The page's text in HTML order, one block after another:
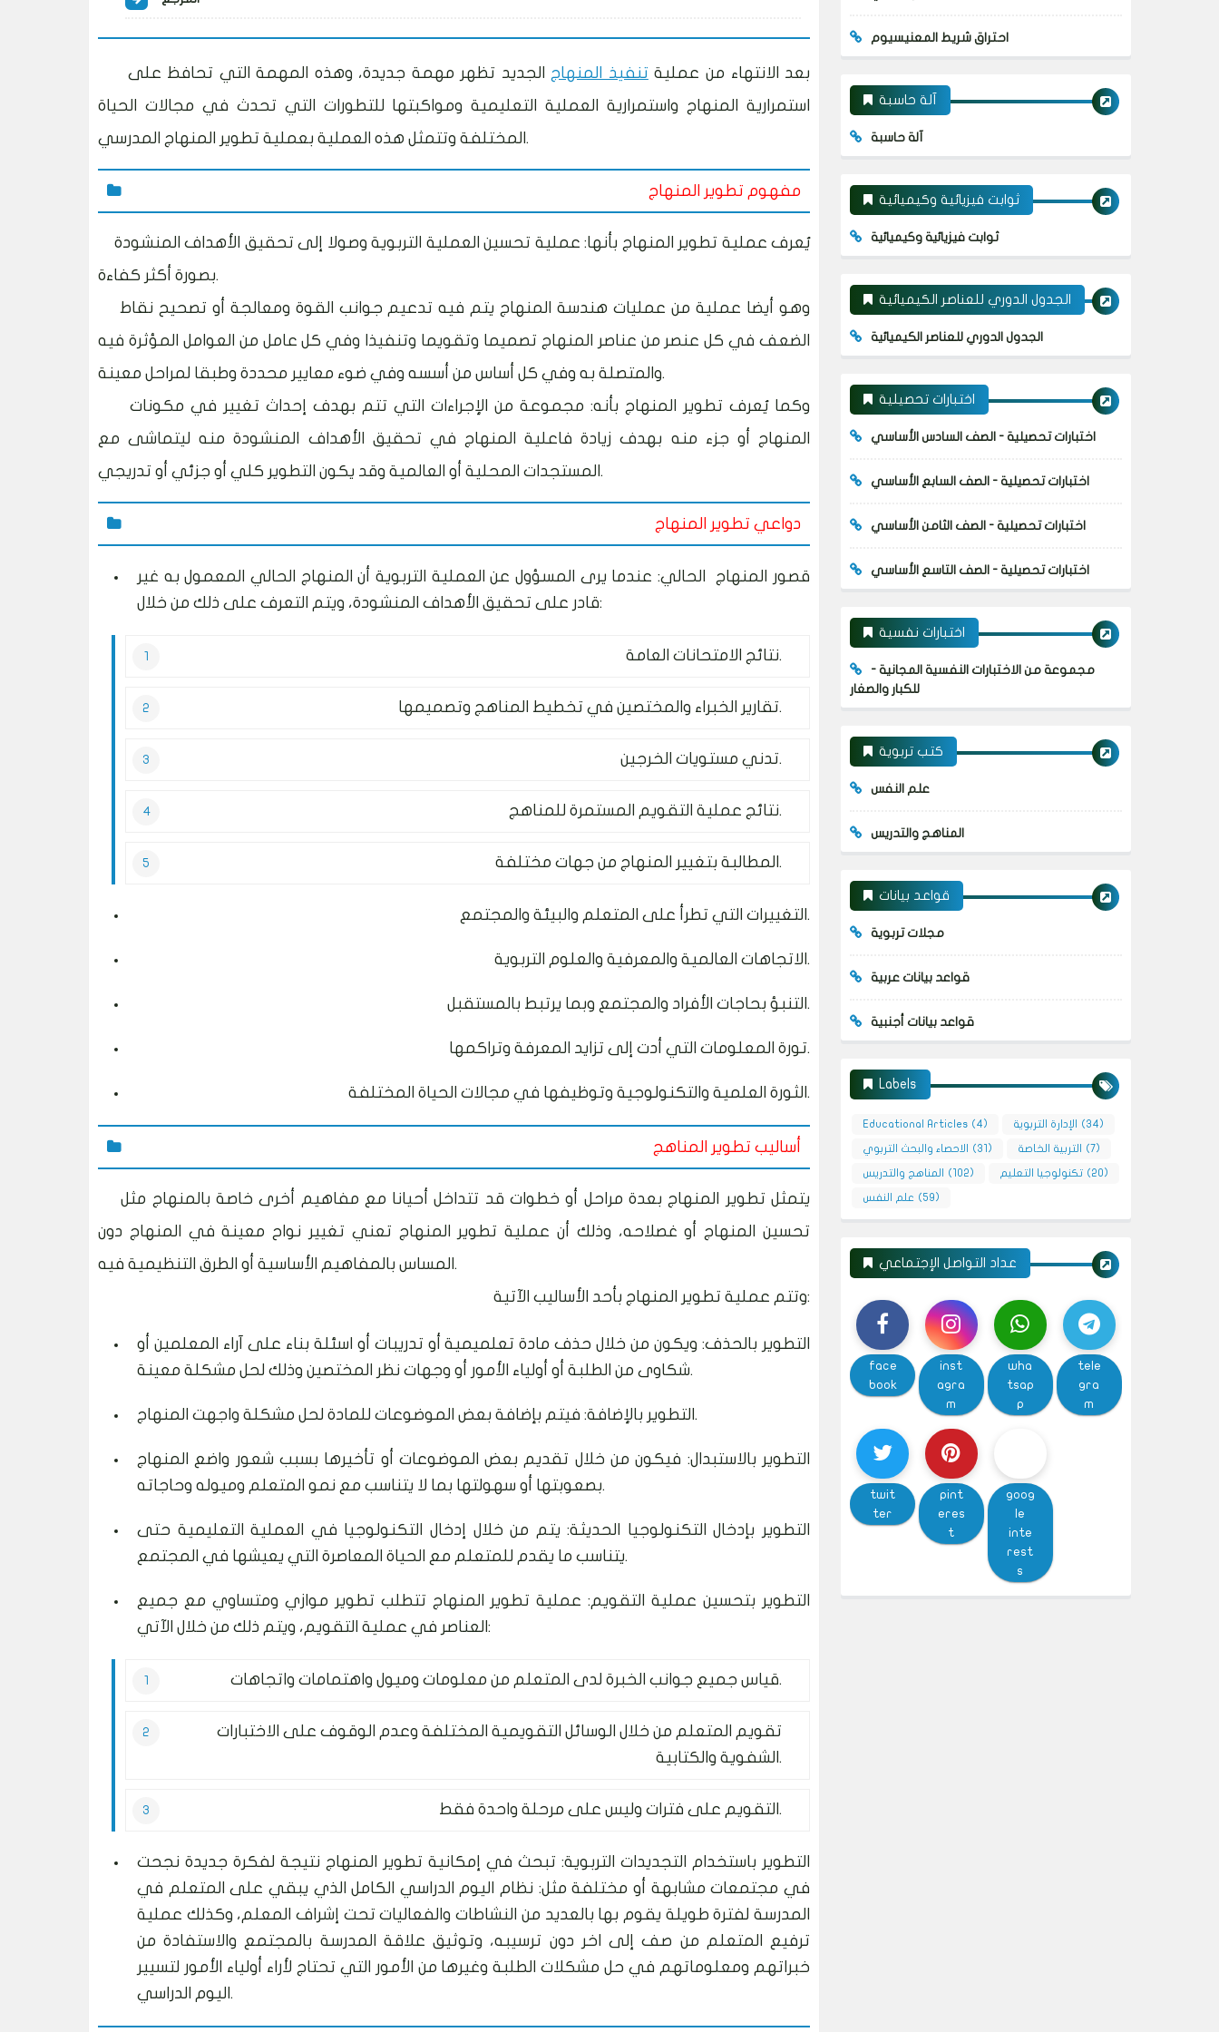
بعد الانتهاء من عملية تنفيذ المنهاج الجديد تظهر مهمة جديدة، وهذه المهمة التي تحافظ على
استمرارية المنهاج واستمرارية العملية التعليمية ومواكبتها للتطورات التي تحدث في مجالات الحياة
المختلفة وتتمثل هذه العملية بعملية تطوير المنهاج المدرسي.
مفهوم تطوير المنهاج
يُعرف عملية تطوير المنهاج بأنها: عملية تحسين العملية التربوية وصولا إلى تحقيق الأهداف المنشودة
بصورة أكثر كفاءة.
وهو أيضا عملية من عمليات هندسة المنهاج يتم فيه تدعيم جوانب القوة ومعالجة أو تصحيح نقاط
الضعف في كل عنصر من عناصر المنهاج تصميما وتقويما وتنفيذا وفي كل عامل من العوامل المؤثرة فيه
والمتصلة به وفي كل أساس من أسسه وفي ضوء معايير محددة وطبقا لمراحل معينة.
وكما يُعرف تطوير المنهاج بأنه: مجموعة من الإجراءات التي تتم بهدف إحداث تغيير في مكونات
المنهاج أو جزء منه بهدف زيادة فاعلية المنهاج في تحقيق الأهداف المنشودة منه ليتماشى مع
المستجدات المحلية أو العالمية وقد يكون التطوير كلي أو جزئي أو تدريجي.
دواعي تطوير المنهاج
قصور المنهاج الحالي: عندما يرى المسؤول عن العملية التربوية أن المنهاج الحالي المعمول به غير
قادر على تحقيق الأهداف المنشودة، ويتم التعرف على ذلك من خلال:
نتائج الامتحانات العامة.
تقارير الخبراء والمختصين في تخطيط المناهج وتصميمها.
تدني مستويات الخرجين.
نتائج عملية التقويم المستمرة للمناهج.
المطالبة بتغيير المنهاج من جهات مختلفة.
التغييرات التي تطرأ على المتعلم والبيئة والمجتمع.
الاتجاهات العالمية والمعرفية والعلوم التربوية.
التنبؤ بحاجات الأفراد والمجتمع وبما يرتبط بالمستقبل.
تورة المعلومات التي أدت إلى تزايد المعرفة وتراكمها.
الثورة العلمية والتكنولوجية وتوظيفها في مجالات الحياة المختلفة.
أساليب تطوير المناهج
يتمثل تطوير المنهاج بعدة مراحل أو خطوات قد تتداخل أحيانا مع مفاهيم أخرى خاصة بالمنهاج مثل
تحسين المنهاج أو غصلاحه، وذلك أن عملية تطوير المنهاج تعني تغيير نواح معينة في المنهاج دون
المساس بالمفاهيم الأساسية أو الطرق التنظيمية فيه.
وتتم عملية تطوير المنهاج بأحد الأساليب الآتية:
التطوير بالحذف: ويكون من خلال حذف مادة تعلميمية أو تدريبات أو اسئلة بناء على آراء المعلمين أو
شكاوى من الطلبة أو أولياء الأمور أو وجهات نظر المختصين وذلك لحل مشكلة معينة.
التطوير بالإضافة: فيتم بإضافة بعض الموضوعات للمادة لحل مشكلة واجهت المنهاج.
التطوير بالاستبدال: فيكون من خلال تقديم بعض الموضوعات أو تأخيرها بسبب شعور واضع المنهاج
بصعوبتها أو سهولتها بما لا يتناسب مع نمو المتعلم وميوله وحاجاته.
التطوير بإدخال التكنولوجيا الحديثة: يتم من خلال إدخال التكنولوجيا في العملية التعليمية حتى
يتناسب ما يقدم للمتعلم مع الحياة المعاصرة التي يعيشها في المجتمع.
التطوير بتحسين عملية التقويم: عملية تطوير المنهاج تتطلب تطوير موازي ومتساوي مع جميع
العناصر في عملية التقويم، ويتم ذلك من خلال الآتي:
قياس جميع جوانب الخبرة لدى المتعلم من معلومات وميول واهتمامات واتجاهات.
تقويم المتعلم من خلال الوسائل التقويمية المختلفة وعدم الوقوف على الاختبارات
الشفوية والكتابية.
التقويم على فترات وليس على مرحلة واحدة فقط.
التطوير باستخدام التجديدات التربوية: تبحث في إمكانية تطوير المنهاج نتيجة لفكرة جديدة نجحت
في مجتمعات مشابهة أو مختلفة مثل: نظام اليوم الدراسي الكامل الذي يبقي على المتعلم في
المدرسة لفترة طويلة يقوم بها بالعديد من النشاطات والفعاليات تحت إشراف المعلم، وكذلك عملية
ترفيع المتعلم من صف إلى اخر دون ترسيبه، وتوثيق علاقة المدرسة بالمجتمع والاستفادة من
خبراتهم ومعلوماتهم في حل مشكلات الطلبة وغيرها من الأمور التي تحتاج لأراء أولياء الأمور لتسيير
اليوم الدراسي.
احتراق شريط المعنيسيوم
آلة حاسبة
آلة حاسبة
ثوابت فيزيائية وكيميائية
ثوابت فيزيائية وكيميائية
الجدول الدوري للعناصر الكيميائية
الجدول الدوري للعناصر الكيميائية
اختبارات تحصيلية
اختبارات تحصيلية - الصف السادس الأساسي
اختبارات تحصيلية - الصف السابع الأساسي
اختبارات تحصيلية - الصف الثامن الأساسي
اختبارات تحصيلية - الصف التاسع الأساسي
اختبارات نفسية
مجموعة من الاختبارات النفسية المجانية -
للكبار والصغار
كتب تربوية
علم النفس
المناهج والتدريس
قواعد بيانات
مجلات تربوية
قواعد بيانات عربية
قواعد بيانات أجنبية
Labels
Educational Articles (4) الإدارة التربوية (34)
الاحصاء والبحث التربوي (31) التربية الخاصة (7)
المناهج والتدريس (102) تكنولوجيا التعليم (20)
علم النفس (59)
عداد التواصل الإجتماعي
face
book
inst
agra
m
wha
tsap
p
tele
gra
m
twit
ter
pint
eres
t
goog
le
inte
rest
s